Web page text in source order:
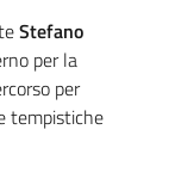
Stefano
per la
per
tempistiche